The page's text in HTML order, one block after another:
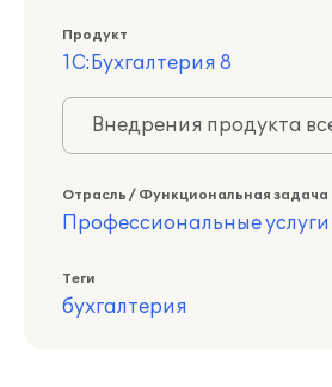
Продукт
1С:Бухгалтерия 8
Внедрения продукта
Отрасль / Функциональная задача
Профессиональные услуги
Теги
бухгалтерия